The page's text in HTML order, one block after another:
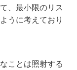
、最小限のリス
うに考えており
ことは照射する